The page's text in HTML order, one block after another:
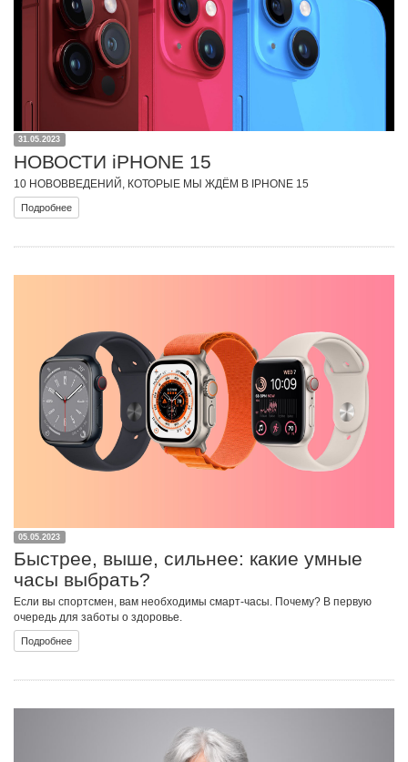
31.05.2023
НОВОСТИ iPHONE 15
10 НОВОВВЕДЕНИЙ, КОТОРЫЕ МЫ ЖДЁМ В IPHONE 15
Подробнее
05.05.2023
Быстрее, выше, сильнее: какие умные
часы выбрать?
Если вы спортсмен, вам необходимы смарт-часы. Почему? В первую
очередь для заботы о здоровье.
Подробнее